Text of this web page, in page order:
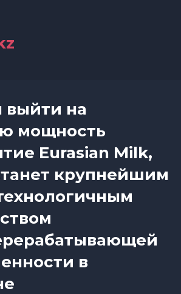
выйти на
мощность
Eurasian Milk,
крупнейшим
в